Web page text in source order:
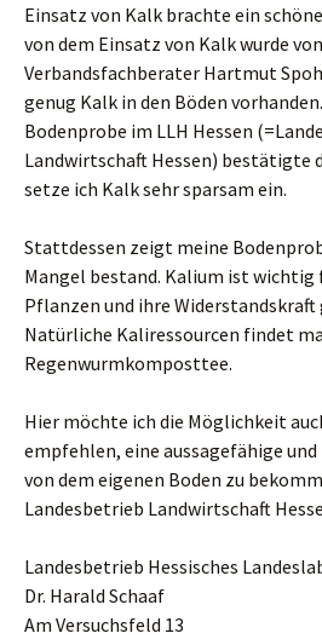
Einsatz von Kalk brachte ein
von dem Einsatz von Kalk wurde
Verbandsfachberater Hartmut
genug Kalk in den Böden
Bodenprobe im LLH Hessen
Landwirtschaft Hessen) bestätigte
setze ich Kalk sehr sparsam ein.
Stattdessen zeigt meine
Mangel bestand. Kalium ist wichtig
Pflanzen und ihre
Natürliche Kaliressourcen findet
Regenwurmkomposttee.
Hier möchte ich die Möglichkeit
empfehlen, eine aussagefähige
von dem eigenen Boden zu
Landesbetrieb Landwirtschaft
Landesbetrieb Hessisches
Dr. Harald Schaaf
Am Versuchsfeld 13